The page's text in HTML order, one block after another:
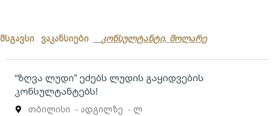
მსგავსი ვაკანსიები კონსულტანტი, მოლარე
“ზღვა ლუდი” ეძებს ლუდის გაყიდვების
კონსულტანტებს!
თბილისი - ადგილზე - ლ